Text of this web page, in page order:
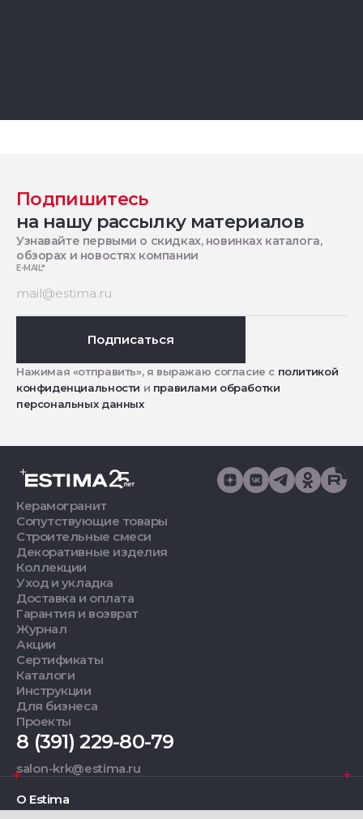
Подпишитесь
на нашу рассылку материалов
Узнавайте первыми о скидках, новинках каталога,
обзорах и новостях компании
E-MAIL*
Подписаться
Нажимая «отправить», я выражаю согласие с политикой
конфиденциальности и правилами обработки
персональных данных
Керамогранит
Сопутствующие товары
Строительные смеси
Декоративные изделия
Коллекции
Уход и укладка
Доставка и оплата
Гарантия и возврат
Журнал
Акции
Сертификаты
Каталоги
Инструкции
Для бизнеса
Проекты
8 (391) 229-80-79
salon-krk@estima.ru
О Estima